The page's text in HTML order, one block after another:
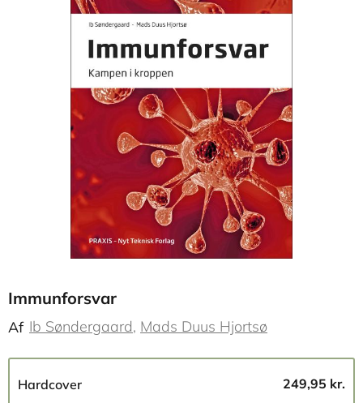
Immunforsvar
Af Ib Søndergaard Mads Duus Hjortsø
Hardcover 249,95 kr.